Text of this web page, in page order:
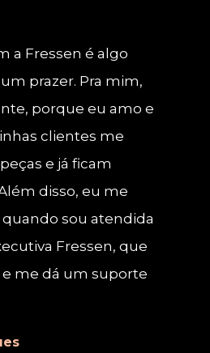
a Fressen é algo
prazer. Pra mim,
porque eu amo e
clientes me
e já ficam
disso, eu me
sou atendida
Fressen, que
e me dá um suporte